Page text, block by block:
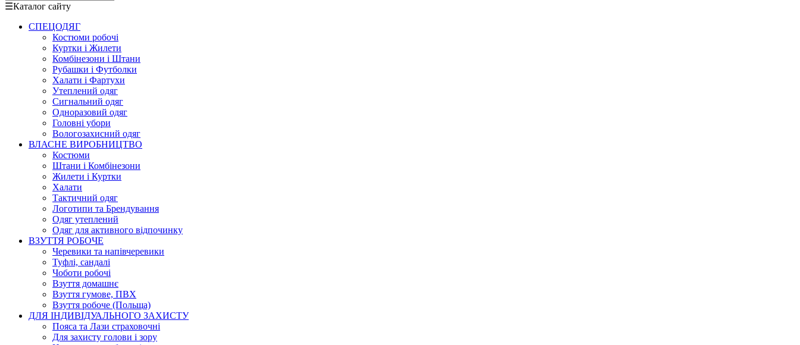
☰Каталог сайту
СПЕЦОДЯГ
Костюми робочі
Куртки і Жилети
Комбінезони і Штани
Рубашки і Футболки
Халати і Фартухи
Утеплений одяг
Сигнальний одяг
Одноразовий одяг
Головні убори
Вологозахисний одяг
ВЛАСНЕ ВИРОБНИЦТВО
Костюми
Штани і Комбінезони
Жилети і Куртки
Халати
Тактичний одяг
Логотипи та Брендування
Одяг утеплений
Одяг для активного відпочинку
ВЗУТТЯ РОБОЧЕ
Черевики та напівчеревики
Туфлі, сандалі
Чоботи робочі
Взуття домашнє
Взуття гумове, ПВХ
Взуття робоче (Польща)
ДЛЯ ІНДИВІДУАЛЬНОГО ЗАХИСТУ
Пояса та Лази страховочні
Для захисту голови і зору